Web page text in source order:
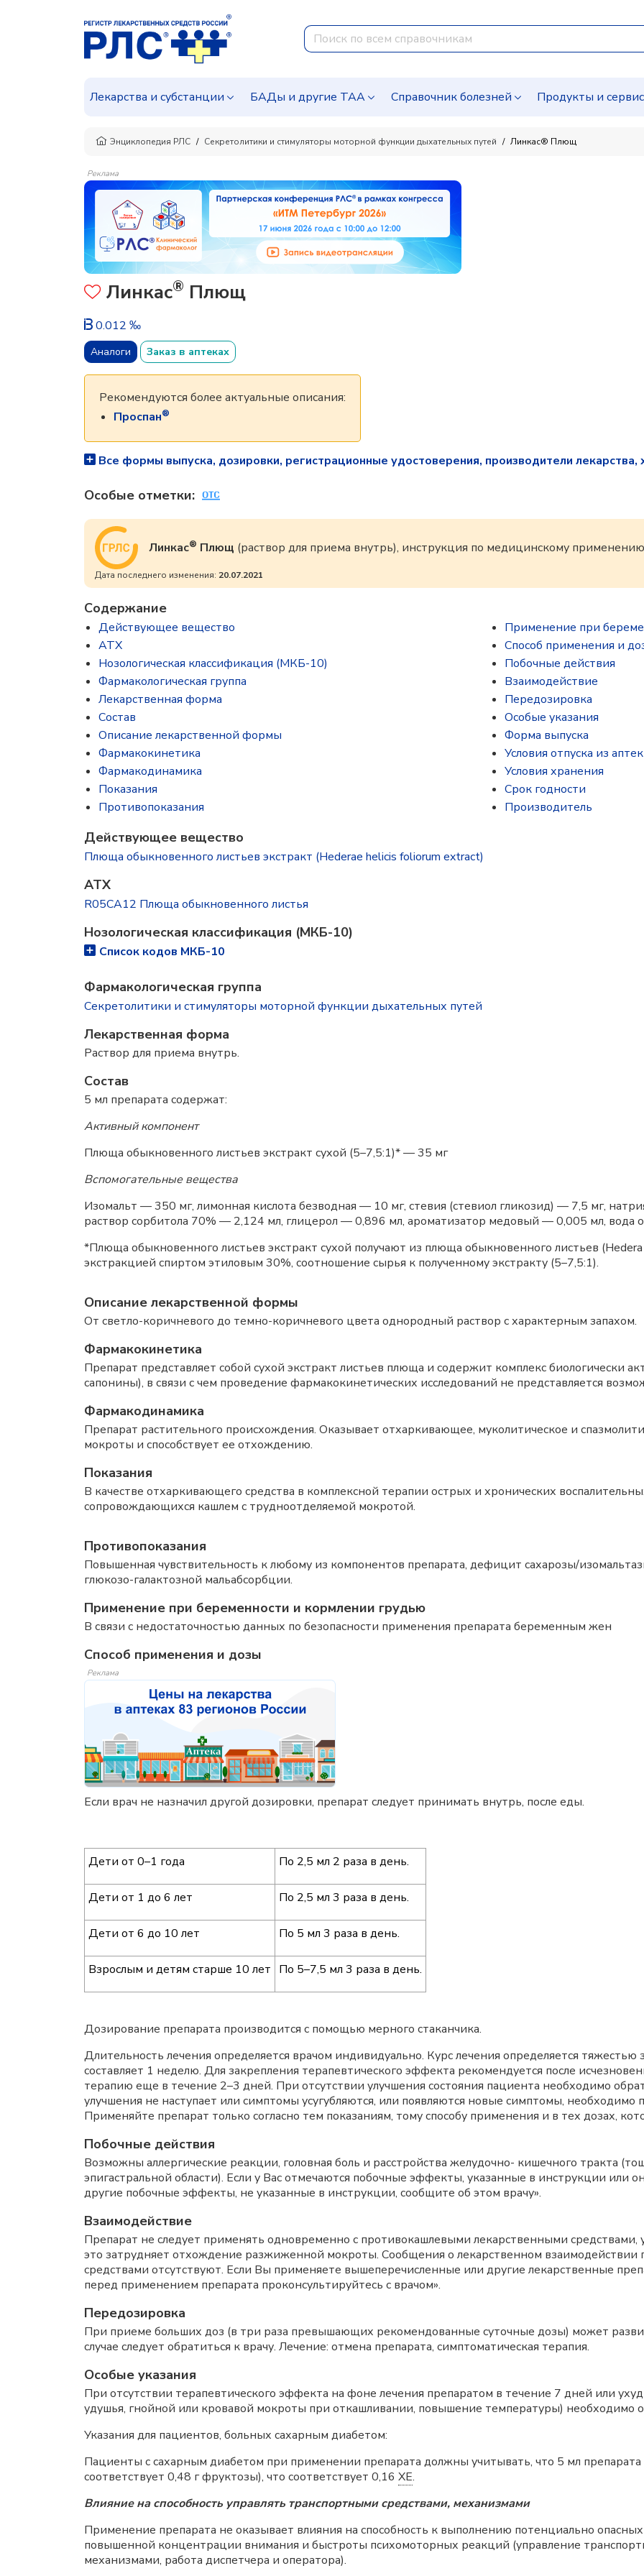
Лекарства и субстанции БАДы и другие ТАА Справочник болезней Продукты и
Энциклопедия РЛС Секретолитики и стимуляторы моторной функции дыхательных путей Линкас® Плющ
Реклама
Линкас® Плющ
0.012 ‰
Аналоги Заказ в аптеках
Рекомендуются более актуальные описания:
Проспан®
Все формы выпуска, дозировки, регистрационные удостоверения, производители лекарства,
Особые отметки:
Линкас® Плющ (раствор для приема внутрь), инструкция по медицинскому
Дата последнего изменения: 20.07.2021
Содержание
Действующее вещество
ATX
Нозологическая классификация (МКБ-10)
Фармакологическая группа
Лекарственная форма
Состав
Описание лекарственной формы
Фармакокинетика
Фармакодинамика
Показания
Противопоказания
Применение при
Способ применения и
Побочные действия
Взаимодействие
Передозировка
Особые указания
Форма выпуска
Условия отпуска из аптек
Условия хранения
Срок годности
Производитель
Действующее вещество
Плюща обыкновенного листьев экстракт (Hederae helicis foliorum extract)
ATX
R05CA12 Плюща обыкновенного листья
Нозологическая классификация (МКБ-10)
Список кодов МКБ-10
Фармакологическая группа
Секретолитики и стимуляторы моторной функции дыхательных путей
Лекарственная форма
Раствор для приема внутрь.
Состав
5 мл препарата содержат:
Активный компонент
Плюща обыкновенного листьев экстракт сухой (5–7,5:1)* — 35 мг
Вспомогательные вещества
Изомальт — 350 мг, лимонная кислота безводная — 10 мг, стевия (стевиол гликозид) — 7,5 мг,
раствор сорбитола 70% — 2,124 мл, глицерол — 0,896 мл, ароматизатор медовый — 0,005 мл,
*Плюща обыкновенного листьев экстракт сухой получают из плюща обыкновенного листьев
экстракцией спиртом этиловым 30%, соотношение сырья к полученному экстракту (5–7,5:1).
Описание лекарственной формы
От светло-коричневого до темно-коричневого цвета однородный раствор с характерным запахом.
Фармакокинетика
Препарат представляет собой сухой экстракт листьев плюща и содержит комплекс биологически
сапонины), в связи с чем проведение фармакокинетических исследований не представляется
Фармакодинамика
Препарат растительного происхождения. Оказывает отхаркивающее, муколитическое и
мокроты и способствует ее отхождению.
Показания
В качестве отхаркивающего средства в комплексной терапии острых и хронических
сопровождающихся кашлем с трудноотделяемой мокротой.
Противопоказания
Повышенная чувствительность к любому из компонентов препарата, дефицит сахарозы/
глюкозо-галактозной мальабсорбции.
Применение при беременности и кормлении грудью
В связи с недостаточностью данных по безопасности применения препарата беременным жен
Способ применения и дозы
Реклама
Если врач не назначил другой дозировки, препарат следует принимать внутрь, после еды.
Дети от 0–1 года По 2,5 мл 2 раза в день.
Дети от 1 до 6 лет По 2,5 мл 3 раза в день.
Дети от 6 до 10 лет По 5 мл 3 раза в день.
Взрослым и детям старше 10 лет По 5–7,5 мл 3 раза в день.
Дозирование препарата производится с помощью мерного стаканчика.
Длительность лечения определяется врачом индивидуально. Курс лечения определяется
составляет 1 неделю. Для закрепления терапевтического эффекта рекомендуется после
терапию еще в течение 2–3 дней. При отсутствии улучшения состояния пациента необходимо
улучшения не наступает или симптомы усугубляются, или появляются новые симптомы, необходимо
Применяйте препарат только согласно тем показаниям, тому способу применения и в тех дозах,
Побочные действия
Возможны аллергические реакции, головная боль и расстройства желудочно- кишечного тракта
эпигастральной области). Если у Вас отмечаются побочные эффекты, указанные в инструкции или
другие побочные эффекты, не указанные в инструкции, сообщите об этом врачу».
Взаимодействие
Препарат не следует применять одновременно с противокашлевыми лекарственными
это затрудняет отхождение разжиженной мокроты. Сообщения о лекарственном взаимодействии
средствами отсутствуют. Если Вы применяете вышеперечисленные или другие лекарственные
перед применением препарата проконсультируйтесь с врачом».
Передозировка
При приеме больших доз (в три раза превышающих рекомендованные суточные дозы) может
случае следует обратиться к врачу. Лечение: отмена препарата, симптоматическая терапия.
Особые указания
При отсутствии терапевтического эффекта на фоне лечения препаратом в течение 7 дней или
удушья, гнойной или кровавой мокроты при откашливании, повышение температуры) необходимо
Указания для пациентов, больных сахарным диабетом:
Пациенты с сахарным диабетом при применении препарата должны учитывать, что 5 мл препарата
соответствует 0,48 г фруктозы), что соответствует 0,16 ХЕ.
Влияние на способность управлять транспортными средствами, механизмами
Применение препарата не оказывает влияния на способность к выполнению потенциально
повышенной концентрации внимания и быстроты психомоторных реакций (управление
механизмами, работа диспетчера и оператора).